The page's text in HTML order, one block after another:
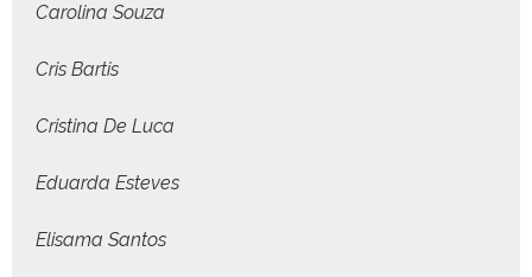
Car­oli­na Souza
Cris Bar­tis
Cristi­na De Luca
Eduar­da Esteves
Elisama San­tos